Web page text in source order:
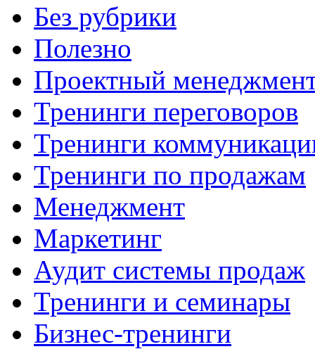
Без рубрики
Полезно
Проектный
Тренинги переговоров
Тренинги
Тренинги по продажам
Менеджмент
Маркетинг
Аудит системы продаж
Тренинги и семинары
Бизнес-тренинги